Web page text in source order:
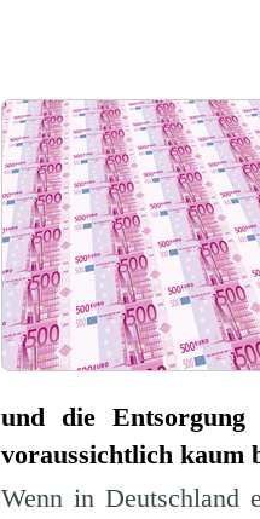
und die
voraussichtlich kaum
Wenn in Deutschland